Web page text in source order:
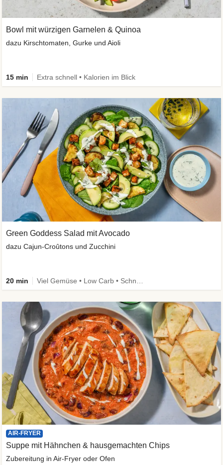
Bowl mit würzigen Garnelen & Quinoa
dazu Kirschtomaten, Gurke und Aioli
15 min Extra schnell • Kalorien im Blick
Green Goddess Salad mit Avocado
dazu Cajun-Croûtons und Zucchini
20 min
AIR-FRYER
Suppe mit Hähnchen & hausgemachten Chips
Zubereitung in Air-Fryer oder Ofen